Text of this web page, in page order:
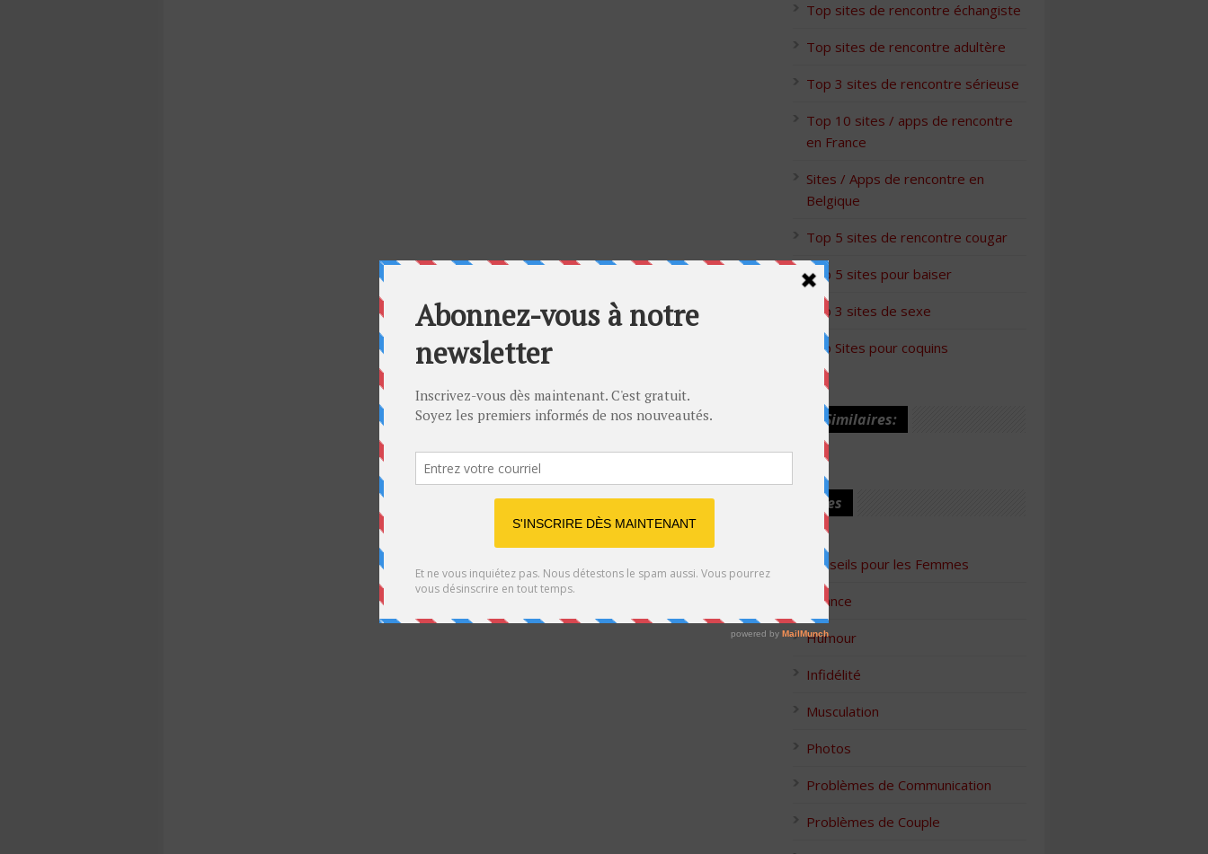
Top sites de rencontre échangiste
Top sites de rencontre adultère
Top 3 sites de rencontre sérieuse
Top 10 sites / apps de rencontre
en France
Sites / Apps de rencontre en
Belgique
Top 5 sites de rencontre cougar
Top 5 sites pour baiser
Top 3 sites de sexe
Top Sites pour coquins
Articles Similaires:
Catégories
Conseils pour les Femmes
Finance
Humour
Infidélité
Musculation
Photos
Problèmes de Communication
Problèmes de Couple